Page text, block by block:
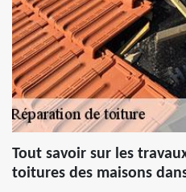
Tout savoir sur les
toitures des maisons